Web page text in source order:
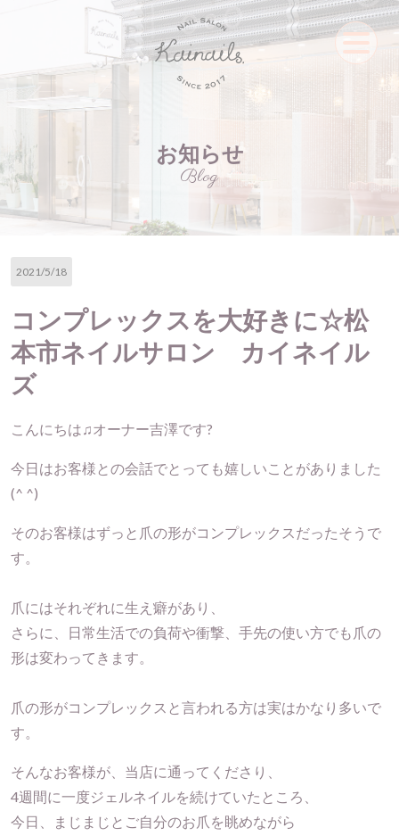
お知らせ
Blog
2021/5/18
コンプレックスを大好きに☆松
本市ネイルサロン カイネイル
ズ
こんにちは♫オーナー吉澤です?
今日はお客様との会話でとっても嬉しいことがありました
(^ ^)
そのお客様はずっと爪の形がコンプレックスだったそうで
す。
爪にはそれぞれに生え癖があり、
さらに、日常生活での負荷や衝撃、手先の使い方でも爪の
形は変わってきます。
爪の形がコンプレックスと言われる方は実はかなり多いで
す。
そんなお客様が、当店に通ってくださり、
4週間に一度ジェルネイルを続けていたところ、
今日、まじまじとご自分のお爪を眺めながら